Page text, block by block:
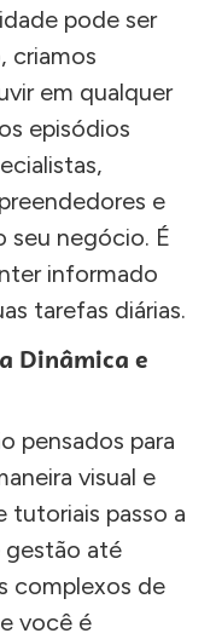
pode ser
criamos
em qualquer
episódios
e
seu negócio. É
informado
tarefas diárias.
Dinâmica e
pensados para
visual e
tutoriais passo a
gestão até
complexos de
você é